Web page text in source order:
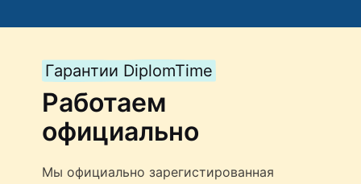
Гарантии DiplomTime
Работаем
официально
Мы официально зарегистированная